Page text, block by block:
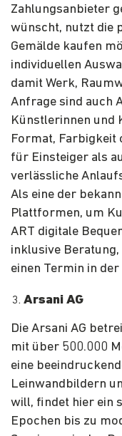
Zahlungsanbieter
wünscht, nutzt die
Gemälde kaufen
individuellen
damit Werk,
Anfrage sind auch
Künstlerinnen und
Format, Farbigkeit
für Einsteiger als
verlässliche
Als eine der
Plattformen, um
ART digitale
inklusive
einen Termin in
Arsani AG
Die Arsani AG
mit über 500.000
eine
Leinwandbildern
will, findet hier ein
Epochen bis zu